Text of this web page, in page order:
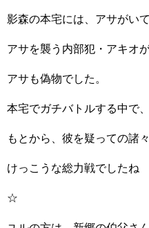
影森の本宅には、アサがいて
アサを襲う内部犯・アキオ
アサも偽物でした。
本宅でガチバトルする中で
もとから、彼を疑っての諸
けっこうな総力戦でしたね
☆